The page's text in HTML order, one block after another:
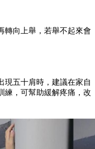
轉向上舉，若舉不起來會
現五十肩時，建議在家自
練，可幫助緩解疼痛，改